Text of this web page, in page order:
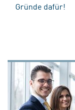
Gründe dafür!